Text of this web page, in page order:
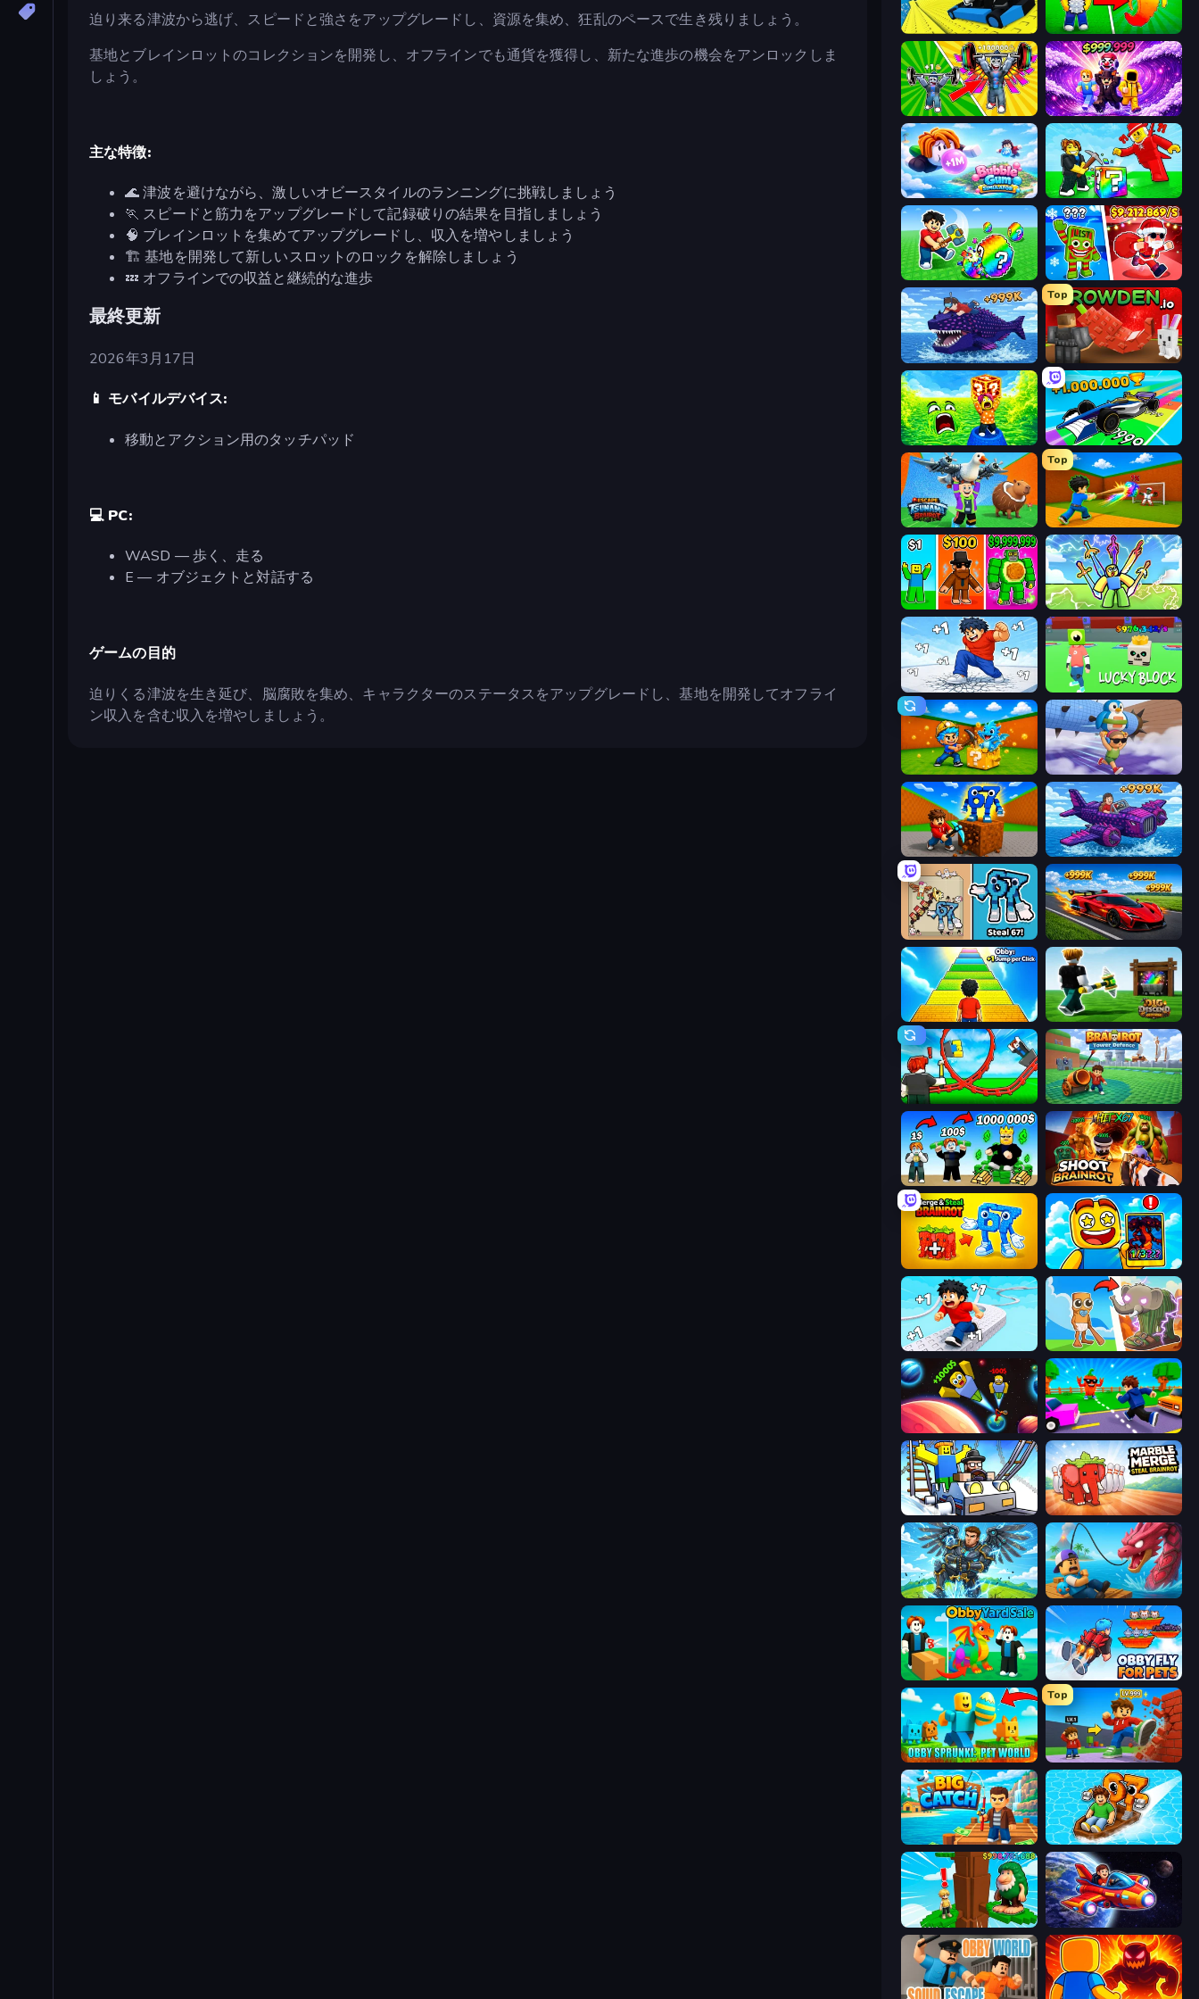
迫り来る津波から逃げ、スピードと強さをアップグレードし、資源を集め、狂乱のペースで生き残りましょう。
基地とブレインロットのコレクションを開発し、オフラインでも通貨を獲得し、新たな進歩の機会をアンロックしま
しょう。
主な特徴:
🌊 津波を避けながら、激しいオビースタイルのランニングに挑戦しましょう
🏃 スピードと筋力をアップグレードして記録破りの結果を目指しましょう
🧠 ブレインロットを集めてアップグレードし、収入を増やしましょう
🏗️ 基地を開発して新しいスロットのロックを解除しましょう
💤 オフラインでの収益と継続的な進歩
最終更新
2026年3月17日
📱 モバイルデバイス:
移動とアクション用のタッチパッド
💻 PC:
WASD — 歩く、走る
E — オブジェクトと対話する
ゲームの目的
迫りくる津波を生き延び、脳腐敗を集め、キャラクターのステータスをアップグレードし、基地を開発してオフライ
ン収入を含む収入を増やしましょう。
Cart Ride Danger Mount Collect Brainrot Egg
Obby: Gym Simulator, Escape Obby - BrainWave
Bubble Gum Simulator
Break a Lucky Egg Brainrots Plants vs Brain Zombies
Obby Fish Challenge: Ride
Top
Grow A Garden | Growden.io
Save Memerots: Acid Lava lake Obby Car Challenge: Drive
Escape Tsunami Brainrot
Top
Baseball For Brainrot
Obby Brainrot Merge Obby vs Brainrot
Break a Skyscraper Lucky Block
Escape Cave For Brainrot BrainZombie Log Escape
Obby: Break Rocks For Brainrots Obby Plane Power Challenge: Fly
67 Steal a Brainrot Game
Obby: +1 Jump per Click Dig and Descend: Obby Mine
Build a Rollercoaster: Simulator Brainrot Tower Defence
Obby Tycoon Build the City Shoot Brainrot
Merge & Steal Brainrot Obby Cards: The Legend Hunt
Speed per Click: Obby Brainrot Evolution
Obby: +1 to Spaceflight Altitude Robby: Cross the Road for Brainrot
Obby: Ride Carts Marble Merge: Steal Brainrot Game
Obby: Pull a Sword Fish It Now
Obby Yard Sale Obby Fly For Pets
Obby Sprunki: Pet World
Top
Obby: +1 Click Wall Breaker
Big Catch Float for Brainrots
Steal Beanstalk for Brainrots Obby Space Challenge: Starships